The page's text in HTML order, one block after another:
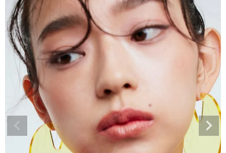
search
NEW IN
CATEGORY
BRAND
OUTLET
RANKING